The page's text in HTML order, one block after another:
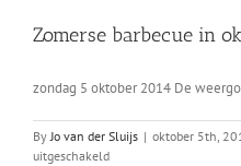
Zomerse barbecue in
zondag 5 oktober 2014 De
ByJo van der Sluijs | oktober 5th,
uitgeschakeldvoor